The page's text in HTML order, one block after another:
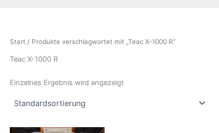
Start / Produkte verschlagwortet mit „Teac X-1000 R“
Teac X-1000 R
Einzelnes Ergebnis wird angezeigt